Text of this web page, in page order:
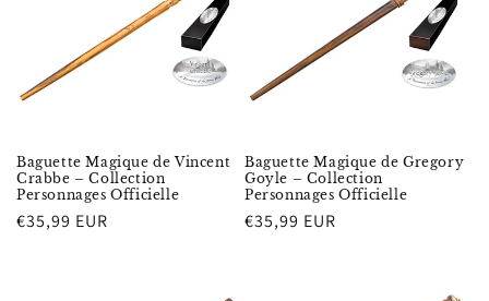
Baguette Magique de Vincent
Crabbe – Collection
Personnages Officielle
Prix
€35,99 EUR
Baguette Magique de Gregory
Goyle – Collection
Personnages Officielle
Prix
€35,99 EUR